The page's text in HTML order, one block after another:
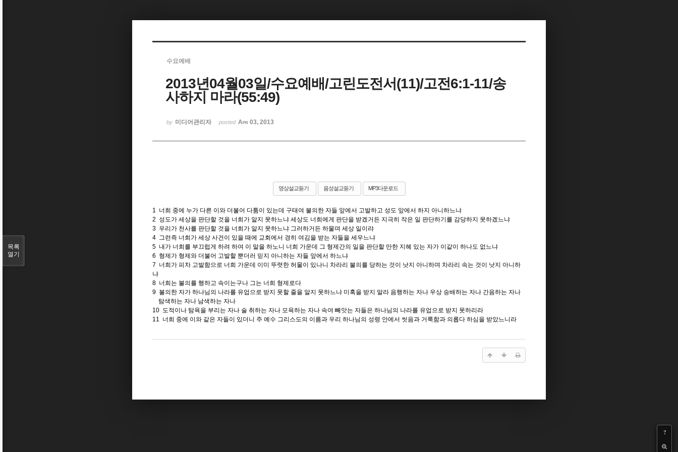
수요예배
2013년04월03일/수요예배/고린도전서(11)/고전6:1-11/송
사하지 마라(55:49)
by 미디어관리자 posted Apr 03, 2013
?
영상설교듣기 음성설교듣기 MP3다운로드
1 너희 중에 누가 다른 이와 더불어 다툼이 있는데 구태여 불의한 자들 앞에서 고발하고 성도 앞에서 하지 아니하느냐
2 성도가 세상을 판단할 것을 너희가 알지 못하느냐 세상도 너희에게 판단을 받겠거든 지극히 작은 일 판단하기를 감당하지 못하겠느냐
3 우리가 천사를 판단할 것을 너희가 알지 못하느냐 그러하거든 하물며 세상 일이랴
4 그런즉 너희가 세상 사건이 있을 때에 교회에서 경히 여김을 받는 자들을 세우느냐
5 내가 너희를 부끄럽게 하려 하여 이 말을 하노니 너희 가운데 그 형제간의 일을 판단할 만한 지혜 있는 자가 이같이 하나도 없느냐
6 형제가 형제와 더불어 고발할 뿐더러 믿지 아니하는 자들 앞에서 하느냐
7 너희가 피차 고발함으로 너희 가운데 이미 뚜렷한 허물이 있나니 차라리 불의를 당하는 것이 낫지 아니하며 차라리 속는 것이 낫지 아니하
냐
8 너희는 불의를 행하고 속이는구나 그는 너희 형제로다
9 불의한 자가 하나님의 나라를 유업으로 받지 못할 줄을 알지 못하느냐 미혹을 받지 말라 음행하는 자나 우상 숭배하는 자나 간음하는 자나
탐색하는 자나 남색하는 자나
10 도적이나 탐욕을 부리는 자나 술 취하는 자나 모욕하는 자나 속여 빼앗는 자들은 하나님의 나라를 유업으로 받지 못하리라
11 너희 중에 이와 같은 자들이 있더니 주 예수 그리스도의 이름과 우리 하나님의 성령 안에서 씻음과 거룩함과 의롭다 하심을 받았느니라
목록
열기
Sketchbook5, 스케치북5
Sketchbook5, 스케치북5